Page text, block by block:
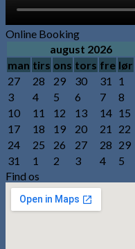
Online Booking
august 2026
man tirs ons tors fre lør
27
28 29 30 31 1
3
4 5 6 7 8
10
11 12 13 14 15
17
18 19 20 21 22
24
25 26 27 28 29
31
1 2 3 4 5
Find os